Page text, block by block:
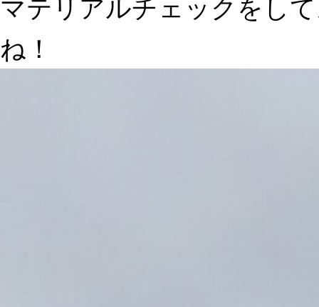
マテリアルチェックをし
ね！